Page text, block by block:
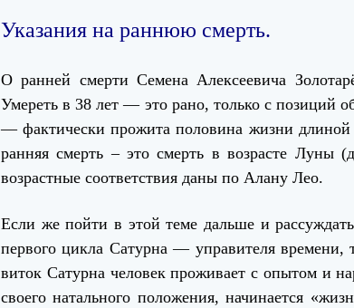
Указания на раннюю смерть.
О ранней смерти Семена Алексеевича
Умереть в 38 лет — это рано, только с позиций
— фактически прожита половина жизни длиной
ранняя смерть – это смерть в возрасте
возрастные соответствия даны по Алану Лео.
Если же пойти в этой теме дальше и
первого цикла Сатурна — управителя времени,
виток Сатурна человек проживает с опытом и
своего натального положения, начинается